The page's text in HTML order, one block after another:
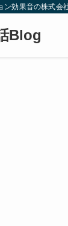
ン効果音の株式会
Blog